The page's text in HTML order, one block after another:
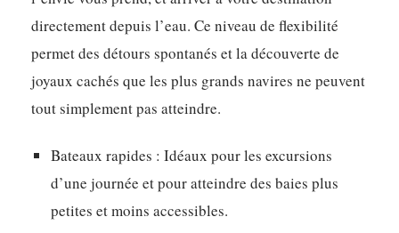
directement depuis l’eau. Ce niveau de flexibilité
permet des détours spontanés et la découverte de
joyaux cachés que les plus grands navires ne peuvent
tout simplement pas atteindre.
Bateaux rapides : Idéaux pour les excursions
d’une journée et pour atteindre des baies plus
petites et moins accessibles.